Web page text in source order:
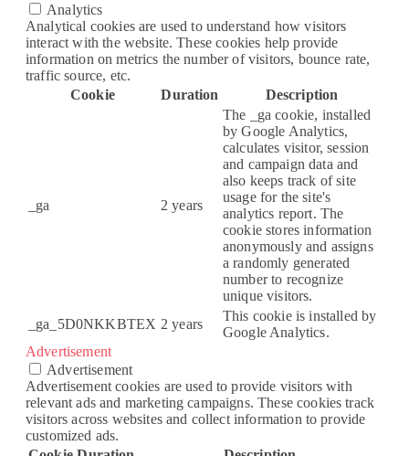
Analytics
Analytical cookies are used to understand how visitors
interact with the website. These cookies help provide
information on metrics the number of visitors, bounce rate,
traffic source, etc.
Cookie
Duration Description
_ga 2 years
The _ga cookie, installed
by Google Analytics,
calculates visitor, session
and campaign data and
also keeps track of site
usage for the site's
analytics report. The
cookie stores information
anonymously and assigns
a randomly generated
number to recognize
unique visitors.
_ga_5D0NKKBTEX 2 years
This cookie is installed by
Google Analytics.
Advertisement
Advertisement
Advertisement cookies are used to provide visitors with
relevant ads and marketing campaigns. These cookies track
visitors across websites and collect information to provide
customized ads.